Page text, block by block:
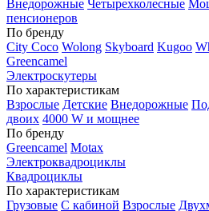
Внедорожные Четырехколесные
пенсионеров
По бренду
City Coco Wolong Skyboard Kugoo
Greencamel
Электроскутеры
По характеристикам
Взрослые Детские Внедорожные
двоих 4000 W и мощнее
По бренду
Greencamel Motax
Электроквадроциклы
Квадроциклы
По характеристикам
Грузовые С кабиной Взрослые